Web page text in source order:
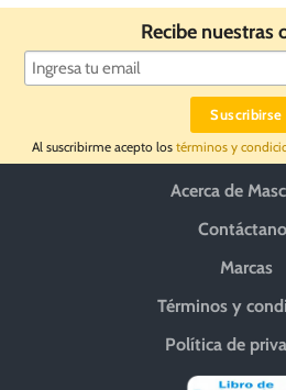
Recibe nuestras
Al suscribirme acepto los términos y
Acerca de
Marcas
Términos y
Política de